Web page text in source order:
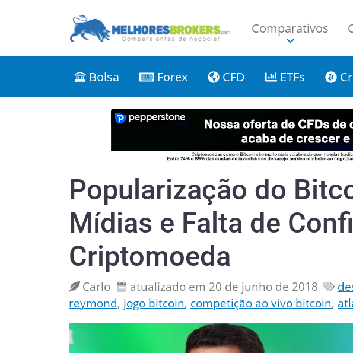
Comparativos
Bolsa Forex CFD ETFs
Popularização do
Mídias e Falta de
Criptomoeda
Carlo atualizado em 20 de junho de 2018
reymond, jogo bitcoin, competição ao vivo bitcoin,